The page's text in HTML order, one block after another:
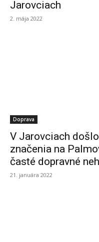
Jarovciach
2. mája 2022
Doprava
V Jarovciach
značenia na
časté dopravné
21. januára 2022